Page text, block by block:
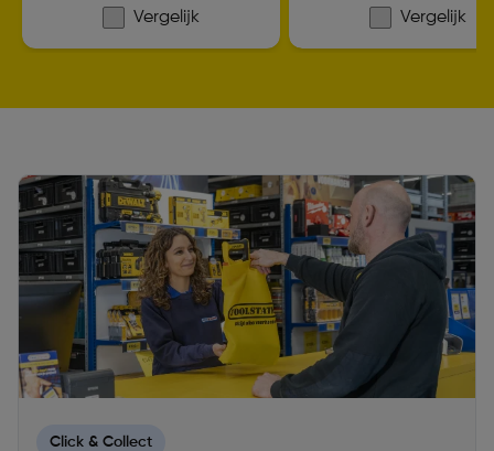
Vergelijk Vergelijk
Click & Collect